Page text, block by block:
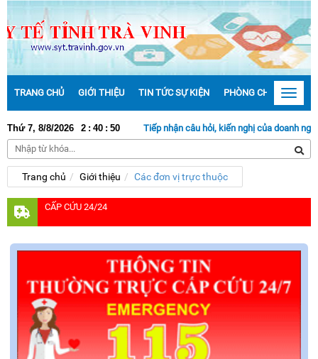
TRANG CHỦ GIỚI THIỆU TIN TỨC SỰ KIỆN PHÒNG CHỐNG DỊCH
Toggle
Thứ 7, 8/8/2026 2 : 40 : 50 Tiếp nhận câu hỏi, kiến nghị của doanh
Trang chủ Giới thiệu Các đơn vị trực thuộc
CẤP CỨU 24/24